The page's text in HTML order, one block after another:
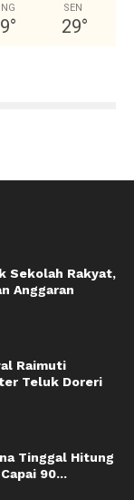
°
SEN
29°
Sekolah Rakyat,
Anggaran
Raimuti
Teluk Doreri
Tinggal Hitung
90...